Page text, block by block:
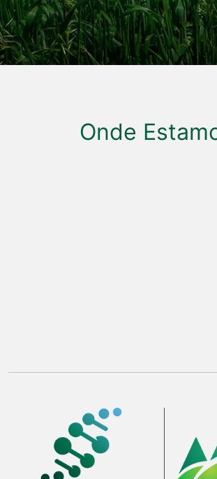
Onde